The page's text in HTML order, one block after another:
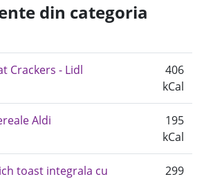
din categoria
Crackers - Lidl
406
kCal
Aldi
195
kCal
toast integrala cu
299